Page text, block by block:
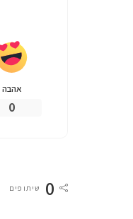
אהבה
0
0 שיתופים